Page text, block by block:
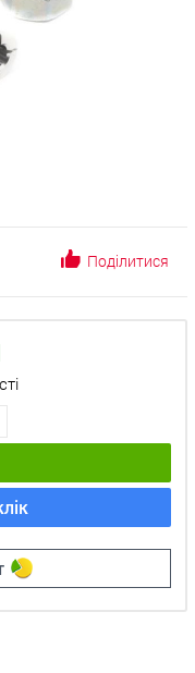
Поділитися